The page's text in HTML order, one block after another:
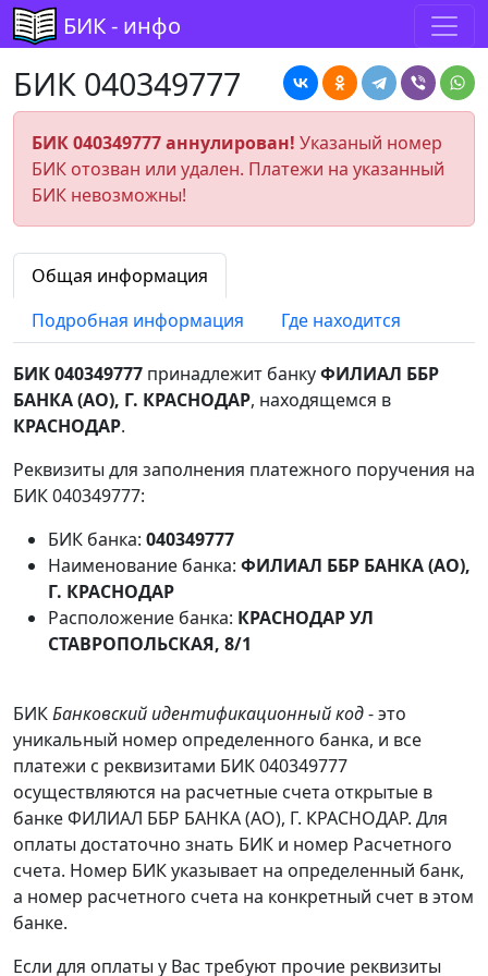
БИК - инфо
БИК 040349777
БИК 040349777 аннулирован! Указаный номер
БИК отозван или удален. Платежи на указанный
БИК невозможны!
Общая информация
Подробная информация
Где находится
БИК 040349777 принадлежит банкуФИЛИАЛ ББР
БАНКА (АО), Г. КРАСНОДАР, находящемся в
КРАСНОДАР.
Реквизиты для заполнения платежного поручения на
БИК 040349777:
БИК банка: 040349777
Наименование банка: ФИЛИАЛ ББР БАНКА (АО),
Г. КРАСНОДАР
Расположение банка: КРАСНОДАР УЛ
СТАВРОПОЛЬСКАЯ, 8/1
БИКБанковский идентификационный код- это
уникальный номер определенного банка, и все
платежи с реквизитами БИК 040349777
осуществляются на расчетные счета открытые в
банке ФИЛИАЛ ББР БАНКА (АО), Г. КРАСНОДАР. Для
оплаты достаточно знать БИК и номер Расчетного
счета. Номер БИК указывает на определенный банк,
а номер расчетного счета на конкретный счет в этом
банке.
Если для оплаты у Вас требуют прочие реквизиты